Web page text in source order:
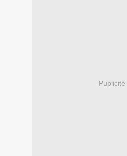
Publicité